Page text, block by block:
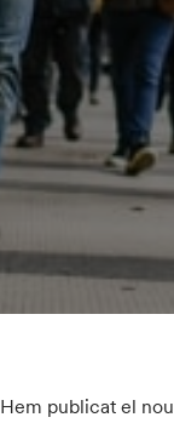
Hem publicat el